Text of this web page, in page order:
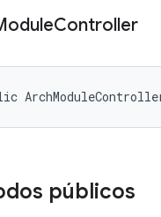
Controller
públicos